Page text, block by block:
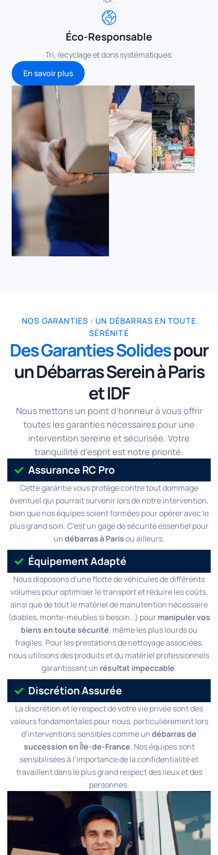
Éco-Responsable
Tri, recyclage et dons systématiques.
En savoir plus
NOS GARANTIES : UN DÉBARRAS EN TOUTE
SÉRÉNITÉ
Des Garanties Solidespour
un Débarras Serein à Paris
et IDF
Nous mettons un point d’honneur à vous offrir
toutes les garanties nécessaires pour une
intervention sereine et sécurisée. Votre
tranquillité d’esprit est notre priorité.
Assurance RC Pro
Cette garantie vous protège contre tout dommage
éventuel qui pourrait survenir lors de notre intervention,
bien que nos équipes soient formées pour opérer avec le
plus grand soin. C’est un gage de sécurité essentiel pour
undébarras à Parisou ailleurs.
Équipement Adapté
Nous disposons d’une flotte de véhicules de différents
volumes pour optimiser le transport et réduire les coûts,
ainsi que de tout le matériel de manutention nécessaire
(diables, monte-meubles si besoin…) pourmanipuler vos
biens en toute sécurité, même les plus lourds ou
fragiles. Pour les prestations de nettoyage associées,
nous utilisons des produits et du matériel professionnels
garantissant un résultat impeccable.
Discrétion Assurée
La discrétion et le respect de votre vie privée sont des
valeurs fondamentales pour nous, particulièrement lors
d’interventions sensibles comme undébarras de
succession en Île-de-France. Nos équipes sont
sensibilisées à l’importance de la confidentialité et
travaillent dans le plus grand respect des lieux et des
personnes.